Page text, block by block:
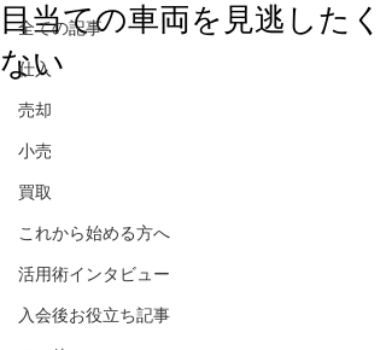
全ての記事
仕入
売却
小売
買取
これから始める方へ
活用術インタビュー
入会後お役立ち記事
目当ての車両を見逃したく
ない